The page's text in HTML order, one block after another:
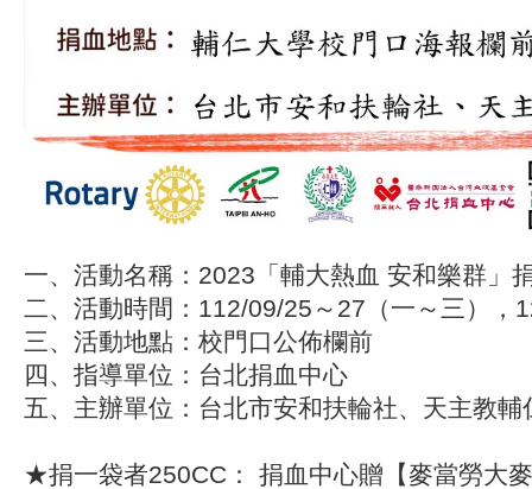
一、活動名稱：2023「輔大熱血 安和樂群」
二、活動時間：112/09/25～27（一～三），
三、活動地點：校門口公佈欄前
四、指導單位：台北捐血中心
五、主辦單位：台北市安和扶輪社、天主教輔
★捐一袋者250CC： 捐血中心贈【麥當勞大